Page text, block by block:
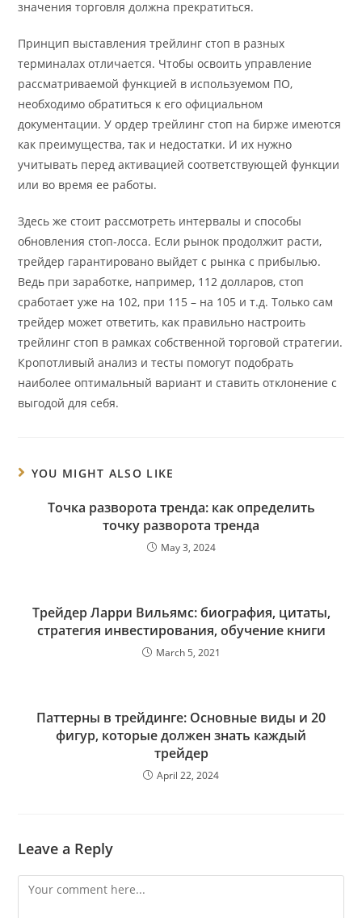
значения торговля должна прекратиться.
Принцип выставления трейлинг стоп в разных
терминалах отличается. Чтобы освоить управление
рассматриваемой функцией в используемом ПО,
необходимо обратиться к его официальном
документации. У ордер трейлинг стоп на бирже имеются
как преимущества, так и недостатки. И их нужно
учитывать перед активацией соответствующей функции
или во время ее работы.
Здесь же стоит рассмотреть интервалы и способы
обновления стоп-лосса. Если рынок продолжит расти,
трейдер гарантировано выйдет с рынка с прибылью.
Ведь при заработке, например, 112 долларов, стоп
сработает уже на 102, при 115 – на 105 и т.д. Только сам
трейдер может ответить, как правильно настроить
трейлинг стоп в рамках собственной торговой стратегии.
Кропотливый анализ и тесты помогут подобрать
наиболее оптимальный вариант и ставить отклонение с
выгодой для себя.
YOU MIGHT ALSO LIKE
Точка разворота тренда: как определить
точку разворота тренда
May 3, 2024
Трейдер Ларри Вильямс: биография, цитаты,
стратегия инвестирования, обучение книги
March 5, 2021
Паттерны в трейдинге: Основные виды и 20
фигур, которые должен знать каждый
трейдер
April 22, 2024
Leave a Reply
Comment